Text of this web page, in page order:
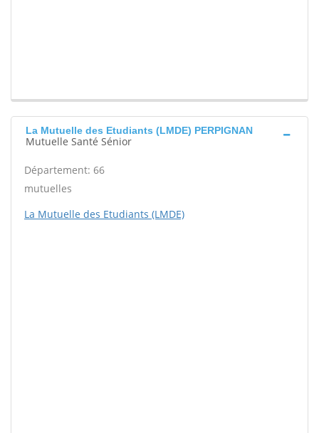
La Mutuelle des Etudiants (LMDE) PERPIGNAN
Mutuelle Santé Sénior
Département: 66
mutuelles
La Mutuelle des Etudiants (LMDE)